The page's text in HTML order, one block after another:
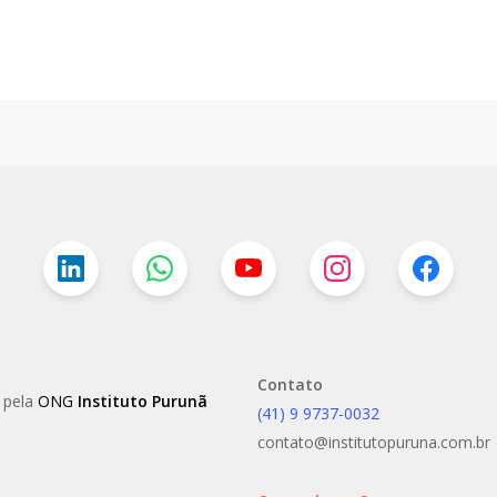
pelaONG Instituto Purunã
Contato
(41) 9 9737-0032
contato@institutopuruna.com.br